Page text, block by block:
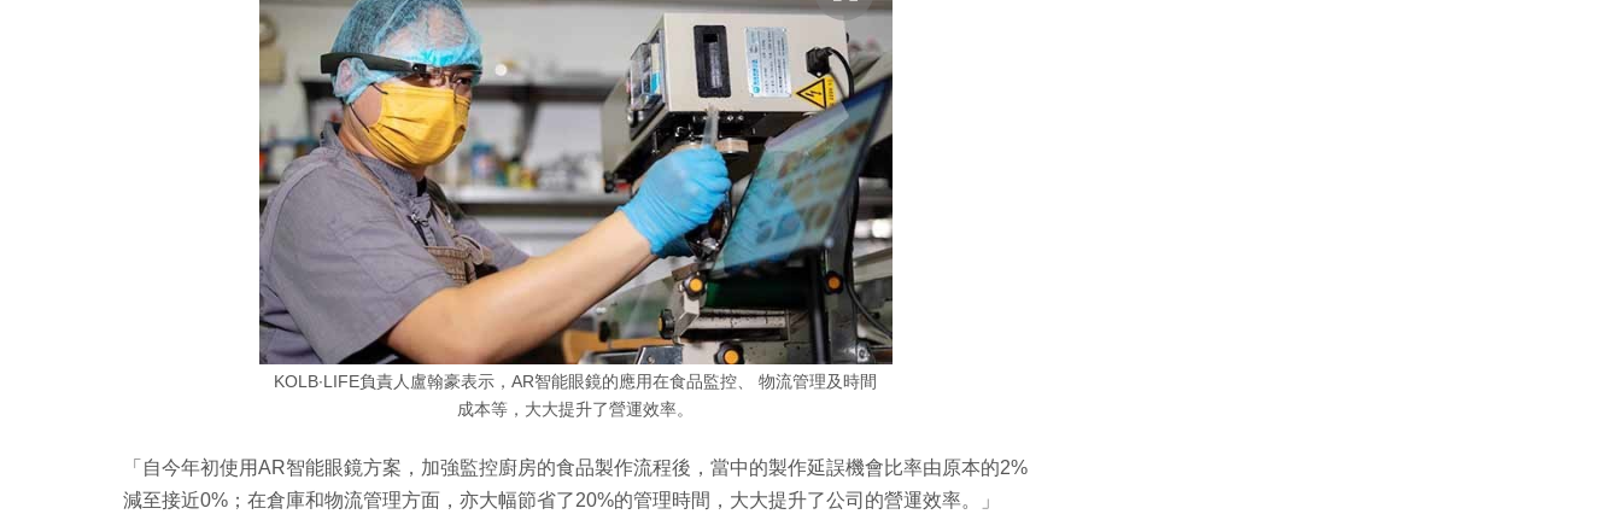
KOLB∙LIFE負責人盧翰豪表示，AR智能眼鏡的應用在食品監控、 物流管理及時間
成本等，大大提升了營運效率。
「自今年初使用AR智能眼鏡方案，加強監控廚房的食品製作流程後，當中的製作延誤機會比率由原本的2%
減至接近0%；在倉庫和物流管理方面，亦大幅節省了20%的管理時間，大大提升了公司的營運效率。」